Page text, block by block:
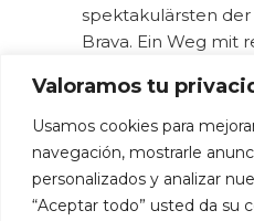
Valoramos tu
Usamos cookies para
navegación, mostrarle
personalizados y analizar
“Aceptar todo” usted da su
spektakulärsten
Brava. Ein Weg mit
zwischen
Meer berühren.